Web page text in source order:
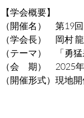
【学会概要】
（開催名）　第19
（学会長）　岡村
（テーマ）　「勇
（会　期）　2025
（開催形式）現地